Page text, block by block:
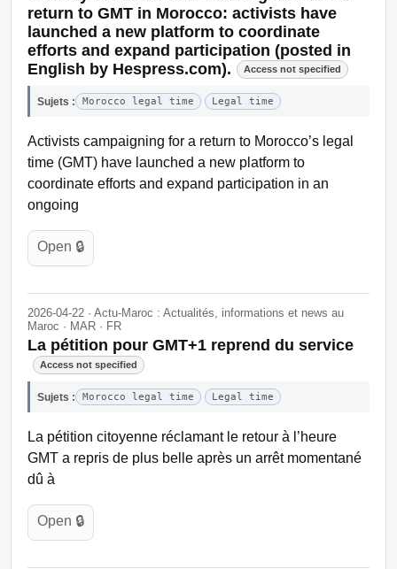
return to GMT in Morocco: activists have
launched a new platform to coordinate
efforts and expand participation (posted in
English by Hespress.com).
Access not specified
Sujets : Morocco legal time Legal time
Activists campaigning for a return to Morocco’s legal
time (GMT) have launched a new platform to
coordinate efforts and expand participation in an
ongoing
Open 🔒
2026-04-22 · Actu-Maroc : Actualités, informations et news au
Maroc · MAR · FR
La pétition pour GMT+1 reprend du service
Access not specified
Sujets : Morocco legal time Legal time
La pétition citoyenne réclamant le retour à l’heure
GMT a repris de plus belle après un arrêt momentané
dû à
Open 🔒